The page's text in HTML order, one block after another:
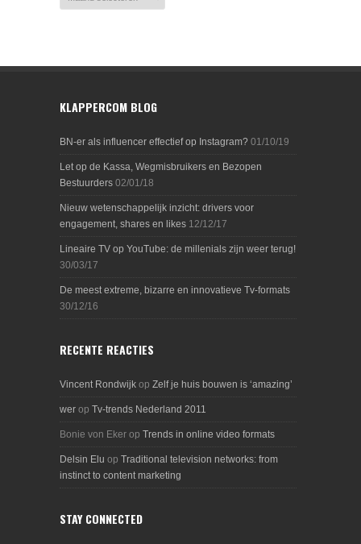
KLAPPERCOM BLOG
BN-er als influencer effectief op Instagram? 01/10/19
Let op de Kassa, Wegmisbruikers en Bezopen
Bestuurders 02/01/18
Nieuw wetenschappelijk inzicht: drivers voor
engagement, shares en likes 12/12/17
Lineaire TV op YouTube: de millenials zijn weer terug!
30/03/17
De meest extreme, bizarre en innovatieve Tv-formats
30/12/16
RECENTE REACTIES
Vincent Rondwijk op Zelf je huis bouwen is ‘amazing’
wer op Tv-trends Nederland 2011
Bonie von Eker op Trends in online video formats
Delsin Elu op Traditional television networks: from
instinct to content marketing
STAY CONNECTED